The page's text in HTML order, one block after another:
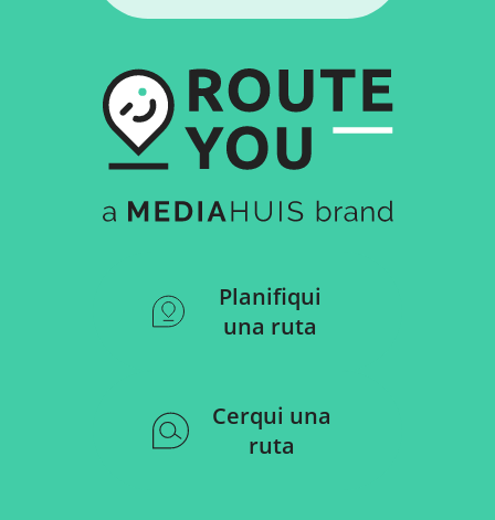
Planifiqui
una ruta
Cerqui una
ruta